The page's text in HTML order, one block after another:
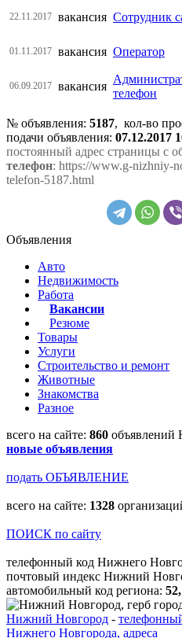
22.11.2017 вакансия Сотрудник
01.11.2017 вакансия Оператор
06.09.2017 вакансия
телефон
№ объявления: 5187, кол-во
подачи объявления: 07.12.2017
постоянный адрес страницы с
телефон: https://www.g-nizhniy-
telefon-5187.html
Объявления
Авто
Недвижимость
Работа
Вакансии
Резюме
Товары
Услуги
Строительство и ремонт
Животные
Знакомства
Разное
всего на сайте: 860 объявлений
новые объявления
подать ОБЪЯВЛЕНИЕ
всего на сайте: 1328
ПОИСК по сайту
телефонный код Нижнего
почтовый индекс Нижний
автомобильный код региона:
Нижний Новгород -
Нижнего Новгорода, адреса